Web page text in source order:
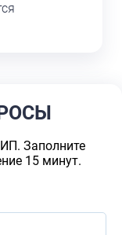
Заполните
15 минут.